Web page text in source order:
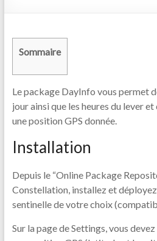
Sommaire
Le package DayInfo vous permet
jour ainsi que les heures du lever
une position GPS donnée.
Installation
Depuis le “Online Package
Constellation, installez et
sentinelle de votre choix
Sur la page de Settings, vous